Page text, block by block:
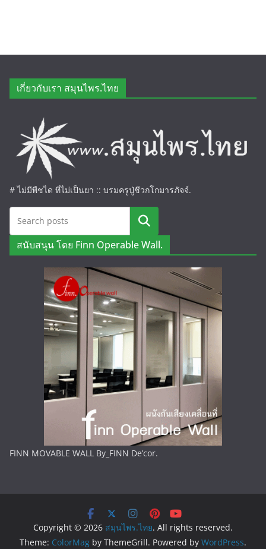
เกี่ยวกับเรา สมุนไพร.ไทย
# ไม่มีพืชได ที่ไม่เป็นยา :: บรมครูปู่ชีวกโกมารภัจจ์.
ค้นหา
สนับสนุน โดย Finn Operable Wall.
FINN MOVABLE WALL By_FINN De’cor.
Copyright © 2026 สมุนไพร.ไทย. All rights reserved.
Theme: ColorMag by ThemeGrill. Powered by WordPress.